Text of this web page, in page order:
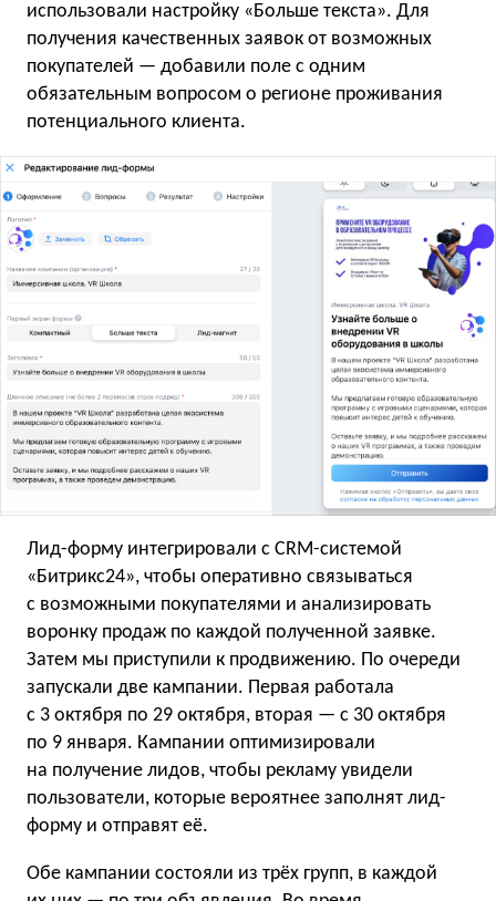
использовали настройку «Больше текста». Для
получения качественных заявок от возможных
покупателей — добавили поле с одним
обязательным вопросом о регионе проживания
потенциального клиента.
Лид-форму интегрировали с CRM-системой
«Битрикс24», чтобы оперативно связываться
с возможными покупателями и анализировать
воронку продаж по каждой полученной заявке.
Затем мы приступили к продвижению. По очереди
запускали две кампании. Первая работала
с 3 октября по 29 октября, вторая — с 30 октября
по 9 января. Кампании оптимизировали
на получение лидов, чтобы рекламу увидели
пользователи, которые вероятнее заполнят лид-
форму и отправят её.
Обе кампании состояли из трёх групп, в каждой